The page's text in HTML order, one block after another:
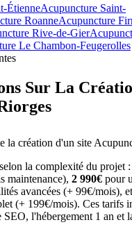
ÉtienneAcupuncture Saint-
RoanneAcupuncture
Rive-de-Gier
Le Chambon-Feugerolles
Sur La
la création d'un site
la complexité du projet :
maintenance), 2 990€ pour
avancées (+ 99€/mois), et
(+ 199€/mois). Ces tarifs
SEO, l'hébergement 1 an et